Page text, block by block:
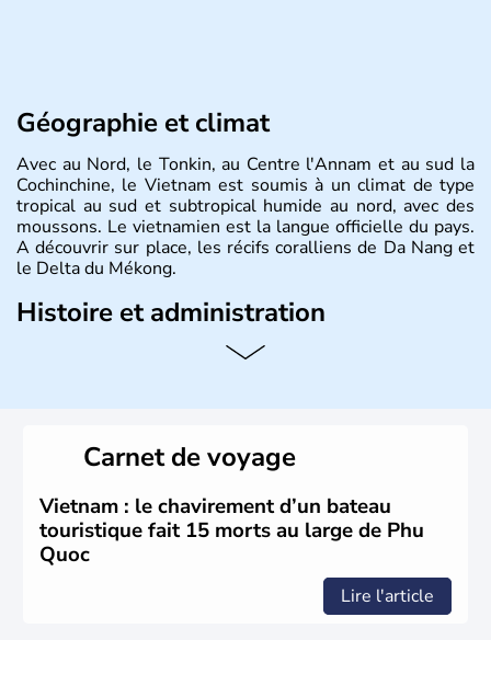
Géographie et climat
Avec au Nord, le Tonkin, au Centre l'Annam et au sud la
Cochinchine, le Vietnam est soumis à un climat de type
tropical au sud et subtropical humide au nord, avec des
moussons. Le vietnamien est la langue officielle du pays.
A découvrir sur place, les récifs coralliens de Da Nang et
le Delta du Mékong.
Histoire et administration
Pays d'Asie du Sud-Est situé sur l'est de la péninsule
nom récent de l'ancienne Saïgon.
Carnet de voyage
Vietnam : le chavirement d’un bateau
touristique fait 15 morts au large de Phu
Quoc
Lire l'article